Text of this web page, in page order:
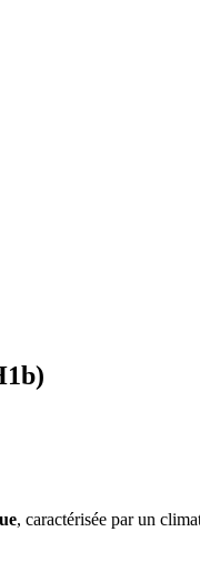
)
, caractérisée par un